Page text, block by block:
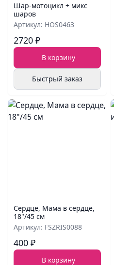
Шар‑мотоцикл + микс
шаров
Артикул: HOS0463
2720 ₽
В корзину
Быстрый заказ
Сердце, Мама в сердце,
18"/45 см
Артикул: FSZRIS0088
400 ₽
В корзину